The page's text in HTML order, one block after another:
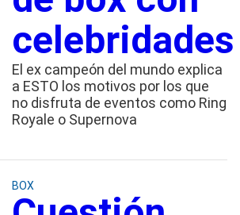
celebridades
El ex campeón del mundo explica
a ESTO los motivos por los que
no disfruta de eventos como Ring
Royale o Supernova
BOX